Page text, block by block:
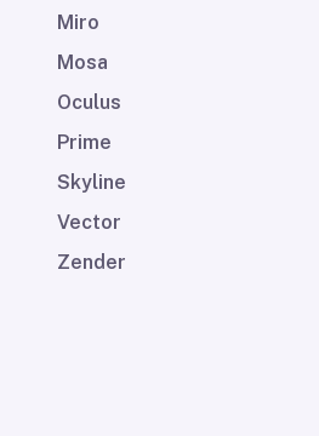
Miro
Mosa
Oculus
Prime
Skyline
Vector
Zender